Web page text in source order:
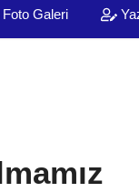
Galeri